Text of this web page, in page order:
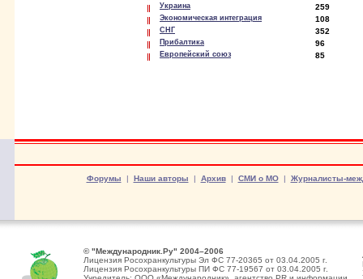
Украина 259
Экономическая интеграция 108
СНГ 352
Прибалтика 96
Европейский союз 85
Форумы | Наши авторы | Архив| СМИ о МО| Журналисты-
© "Международник.Ру" 2004–2006
Лицензия Росохранкультуры Эл ФС 77-20365 от 03.04.2005 г.
Лицензия Росохранкультуры ПИ ФС 77-19567 от 03.04.2005 г.